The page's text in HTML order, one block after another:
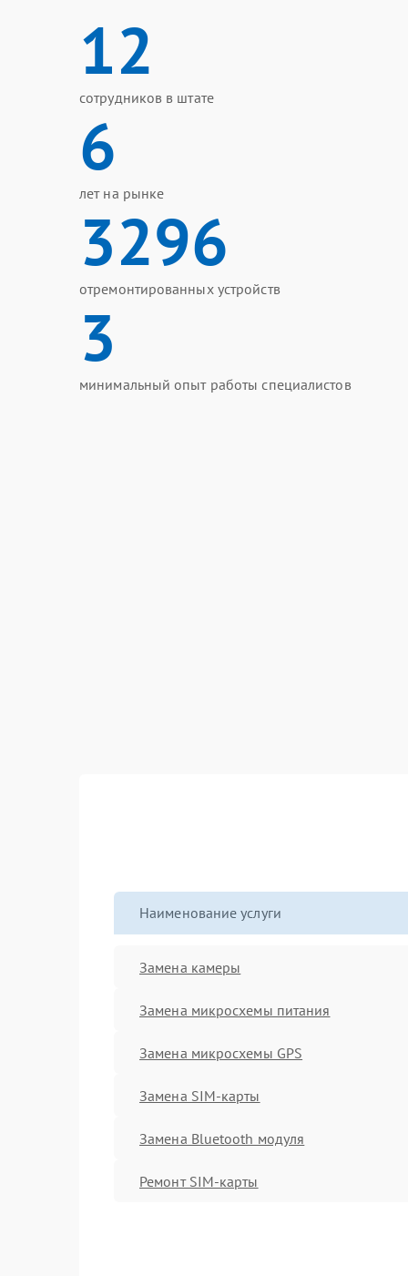
12
сотрудников в штате
6
лет на рынке
3296
отремонтированных устройств
3
минимальный опыт работы специалистов
Наименование услуги
Замена камеры
Замена микросхемы питания
Замена микросхемы GPS
Замена SIM-карты
Замена Bluetooth модуля
Ремонт SIM-карты